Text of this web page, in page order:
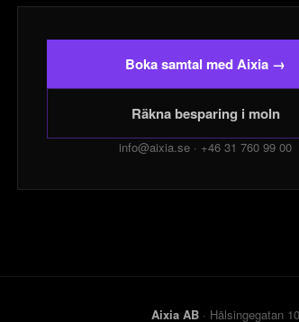
Boka samtal med Aixia →
Räkna besparing i moln
info@aixia.se · +46 31 760 99 00
Aixia AB· Hälsingegatan